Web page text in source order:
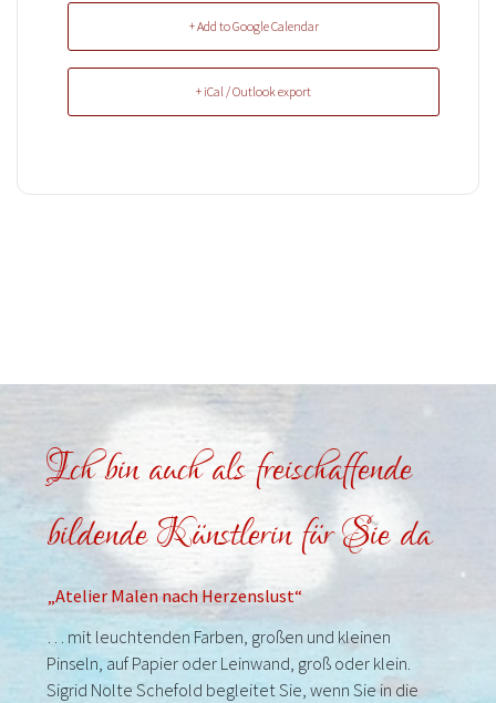
+ Add to Google Calendar
+ iCal / Outlook export
Ich bin auch als freischaffende
bildende Künstlerin für Sie da
„Atelier Malen nach Herzenslust“
… mit leuchtenden Farben, großen und kleinen
Pinseln, auf Papier oder Leinwand, groß oder klein.
Sigrid Nolte Schefold begleitet Sie, wenn Sie in die